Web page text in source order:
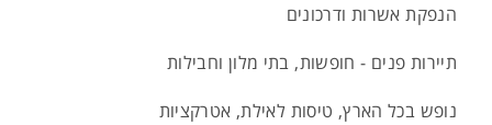
הנפקת אשרות ודרכונים
תיירות פנים - חופשות, בתי מלון וחבילות
נופש בכל הארץ, טיסות לאילת, אטרקציות